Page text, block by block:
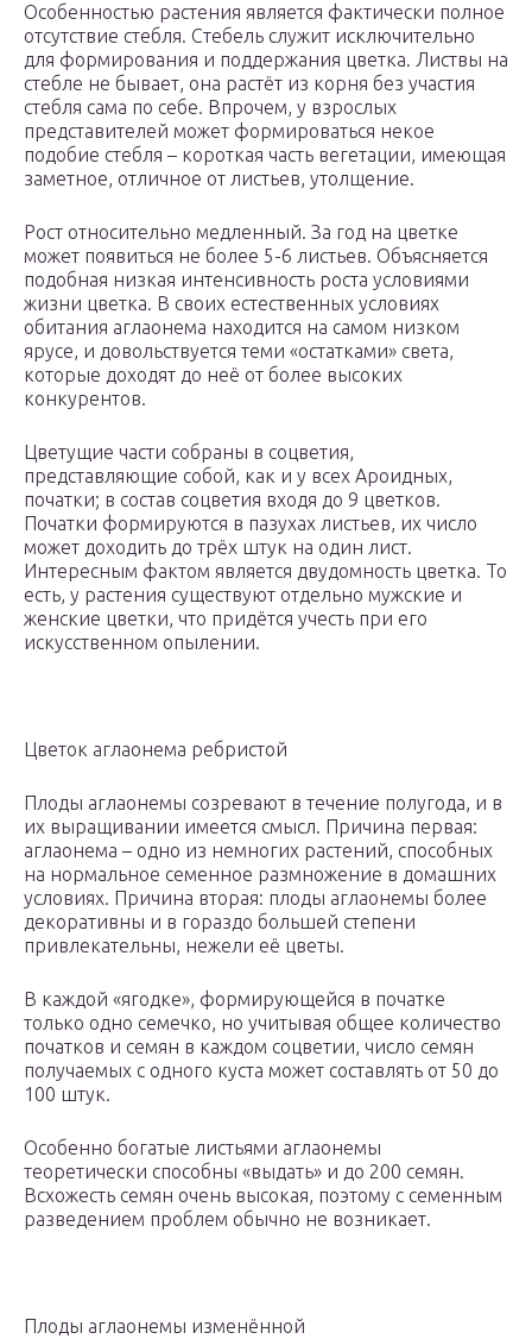
Особенностью растения является фактически полное
отсутствие стебля. Стебель служит исключительно
для формирования и поддержания цветка. Листвы на
стебле не бывает, она растёт из корня без участия
стебля сама по себе. Впрочем, у взрослых
представителей может формироваться некое
подобие стебля – короткая часть вегетации, имеющая
заметное, отличное от листьев, утолщение.
Рост относительно медленный. За год на цветке
может появиться не более 5-6 листьев. Объясняется
подобная низкая интенсивность роста условиями
жизни цветка. В своих естественных условиях
обитания аглаонема находится на самом низком
ярусе, и довольствуется теми «остатками» света,
которые доходят до неё от более высоких
конкурентов.
Цветущие части собраны в соцветия,
представляющие собой, как и у всех Ароидных,
початки; в состав соцветия входя до 9 цветков.
Початки формируются в пазухах листьев, их число
может доходить до трёх штук на один лист.
Интересным фактом является двудомность цветка. То
есть, у растения существуют отдельно мужские и
женские цветки, что придётся учесть при его
искусственном опылении.
Цветок аглаонема ребристой
Плоды аглаонемы созревают в течение полугода, и в
их выращивании имеется смысл. Причина первая:
аглаонема – одно из немногих растений, способных
на нормальное семенное размножение в домашних
условиях. Причина вторая: плоды аглаонемы более
декоративны и в гораздо большей степени
привлекательны, нежели её цветы.
В каждой «ягодке», формирующейся в початке
только одно семечко, но учитывая общее количество
початков и семян в каждом соцветии, число семян
получаемых с одного куста может составлять от 50 до
100 штук.
Особенно богатые листьями аглаонемы
теоретически способны «выдать» и до 200 семян.
Всхожесть семян очень высокая, поэтому с семенным
разведением проблем обычно не возникает.
Плоды аглаонемы изменённой